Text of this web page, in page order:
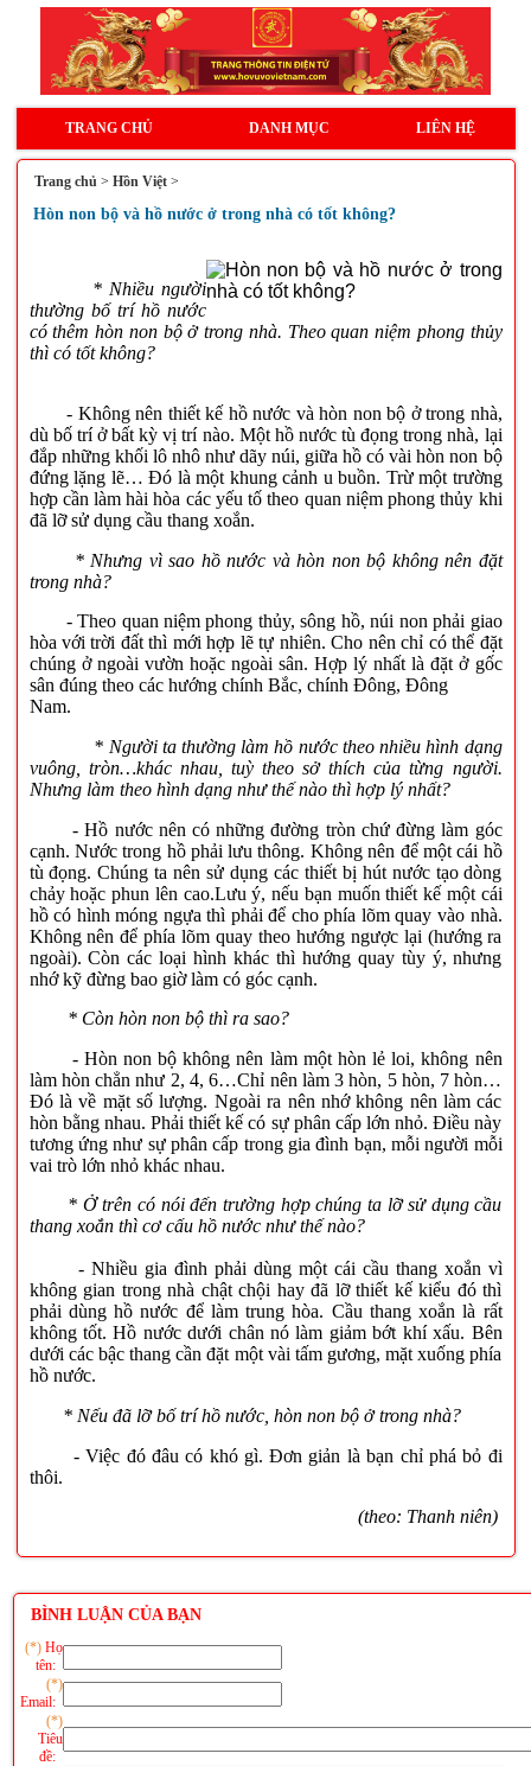
TRANG CHỦ DANH MỤC LIÊN HỆ
Trang chủ > Hồn Việt>
Hòn non bộ và hồ nước ở trong nhà có tốt không?
* Nhiều người
thường bố trí hồ nước
có thêm hòn non bộ ở trong nhà. Theo quan niệm phong thủy
thì có tốt không?
- Không nên thiết kế hồ nước và hòn non bộ ở trong nhà,
dù bố trí ở bất kỳ vị trí nào. Một hồ nước tù đọng trong nhà, lại
đắp những khối lô nhô như dãy núi, giữa hồ có vài hòn non bộ
đứng lặng lẽ… Đó là một khung cảnh u buồn. Trừ một trường
hợp cần làm hài hòa các yếu tố theo quan niệm phong thủy khi
đã lỡ sử dụng cầu thang xoắn.
* Nhưng vì sao hồ nước và hòn non bộ không nên đặt
trong nhà?
- Theo quan niệm phong thủy, sông hồ, núi non phải giao
hòa với trời đất thì mới hợp lẽ tự nhiên. Cho nên chỉ có thể đặt
chúng ở ngoài vườn hoặc ngoài sân. Hợp lý nhất là đặt ở gốc
sân đúng theo các hướng chính Bắc, chính Đông, Đông
Nam.
* Người ta thường làm hồ nước theo nhiều hình dạng
vuông, tròn…khác nhau, tuỳ theo sở thích của từng người.
Nhưng làm theo hình dạng như thế nào thì hợp lý nhất?
- Hồ nước nên có những đường tròn chứ đừng làm góc
cạnh. Nước trong hồ phải lưu thông. Không nên để một cái hồ
tù đọng. Chúng ta nên sử dụng các thiết bị hút nước tạo dòng
chảy hoặc phun lên cao.Lưu ý, nếu bạn muốn thiết kế một cái
hồ có hình móng ngựa thì phải để cho phía lõm quay vào nhà.
Không nên để phía lõm quay theo hướng ngược lại (hướng ra
ngoài). Còn các loại hình khác thì hướng quay tùy ý, nhưng
nhớ kỹ đừng bao giờ làm có góc cạnh.
* Còn hòn non bộ thì ra sao?
- Hòn non bộ không nên làm một hòn lẻ loi, không nên
làm hòn chẳn như 2, 4, 6…Chỉ nên làm 3 hòn, 5 hòn, 7 hòn…
Đó là về mặt số lượng. Ngoài ra nên nhớ không nên làm các
hòn bằng nhau. Phải thiết kế có sự phân cấp lớn nhỏ. Điều này
tương ứng như sự phân cấp trong gia đình bạn, mỗi người mỗi
vai trò lớn nhỏ khác nhau.
* Ở trên có nói đến trường hợp chúng ta lỡ sử dụng cầu
thang xoắn thì cơ cấu hồ nước như thế nào?
- Nhiều gia đình phải dùng một cái cầu thang xoắn vì
không gian trong nhà chật chội hay đã lỡ thiết kế kiểu đó thì
phải dùng hồ nước để làm trung hòa. Cầu thang xoắn là rất
không tốt. Hồ nước dưới chân nó làm giảm bớt khí xấu. Bên
dưới các bậc thang cần đặt một vài tấm gương, mặt xuống phía
hồ nước.
* Nếu đã lỡ bố trí hồ nước, hòn non bộ ở trong nhà?
- Việc đó đâu có khó gì. Đơn giản là bạn chỉ phá bỏ đi
thôi.
(theo: Thanh niên)
BÌNH LUẬN CỦA BẠN
(*) Họ
tên:
(*)
Email:
(*)
Tiêu
đề: